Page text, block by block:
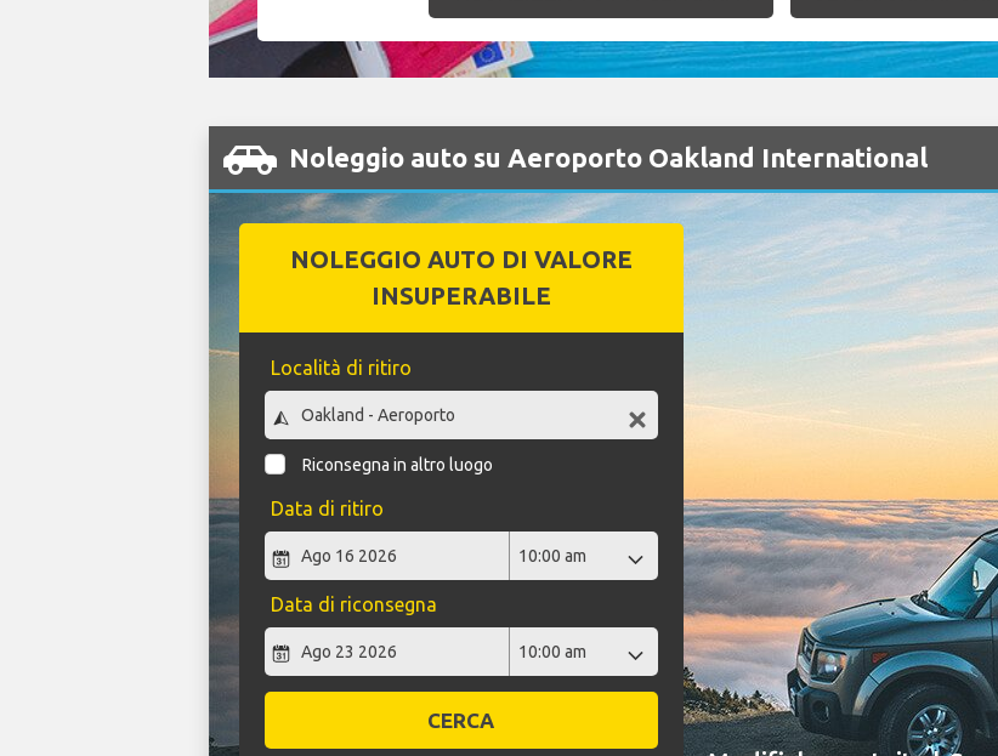
Noleggio auto su Aeroporto Oakland International
NOLEGGIO AUTO DI VALORE
INSUPERABILE
Località di ritiro
Riconsegna in altro luogo
Data di ritiro
Data di riconsegna
CERCA